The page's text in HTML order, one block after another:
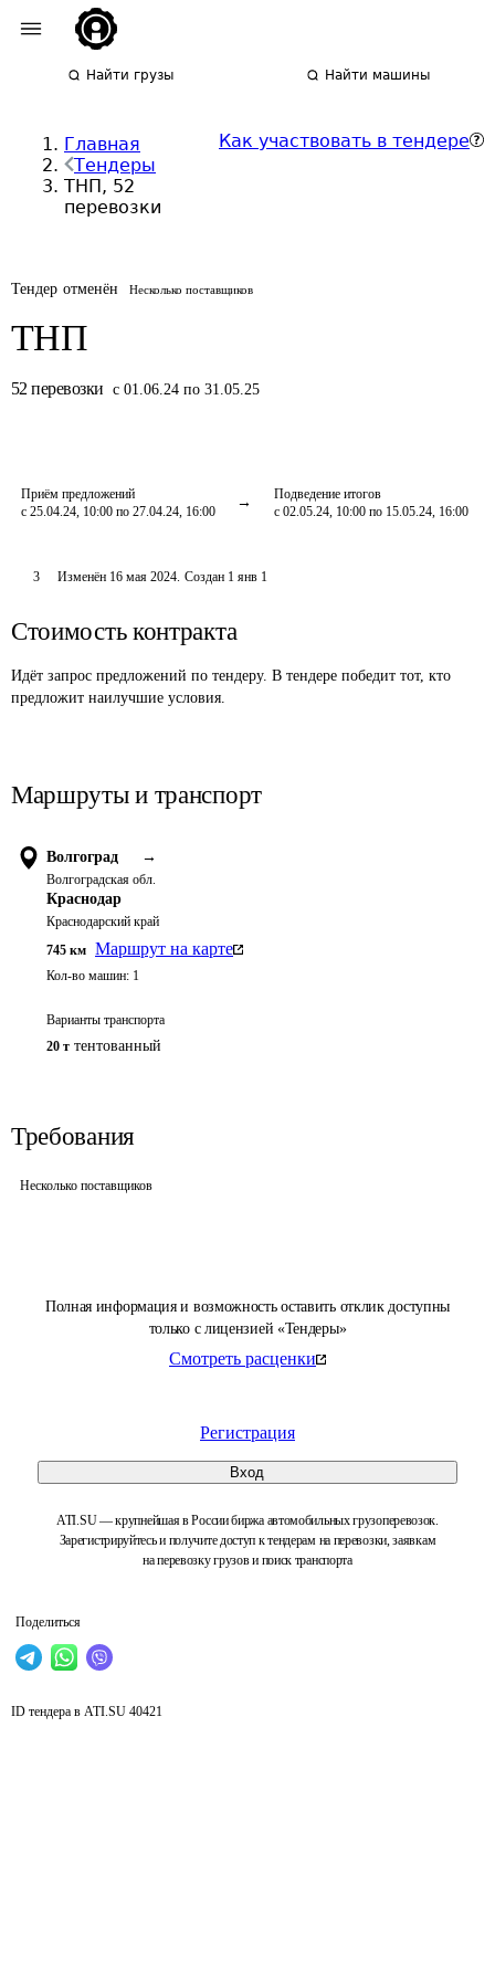
Найти грузы Найти машины
Главная
Тендеры
ТНП, 52
перевозки
Как участвовать в тендере
Тендер отменён Несколько поставщиков
ТНП
52 перевозки с 01.06.24 по 31.05.25
Приём предложений
с 25.04.24, 10:00 по 27.04.24, 16:00
Подведение итогов
с 02.05.24, 10:00 по 15.05.24, 16:00
Полная информация и возможность оставить отклик доступны
только с лицензией «Тендеры»
Смотреть расценки
Регистрация
Вход
ATI.SU — крупнейшая в России биржа автомобильных грузоперевозок.
Зарегистрируйтесь и получите доступ к тендерам на перевозки, заявкам
на перевозку грузов и поиск транспорта
Поделиться
3 Изменён 16 мая 2024. Создан 1 янв 1
Стоимость контракта
Идёт запрос предложений по тендеру. В тендере победит тот, кто
предложит наилучшие условия.
Маршруты и транспорт
Волгоград →
Волгоградская обл.
Краснодар
Краснодарский край
745 км Маршрут на карте
Кол-во машин: 1
Варианты транспорта
20 т тентованный
Требования
Несколько поставщиков
ID тендера в ATI.SU 40421